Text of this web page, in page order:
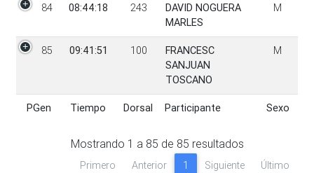
PGen Tiempo Dorsal Participante Sexo
84 08:44:18 243
DAVID NOGUERA
MARLES
M
85 09:41:51 100
FRANCESC
SANJUAN
TOSCANO
M
PGen Tiempo Dorsal Participante Sexo
Mostrando 1 a 85 de 85 resultados
Primero Anterior 1 Siguiente Último